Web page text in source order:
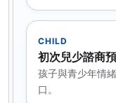
CHILD
初次兒少諮商
孩子與青少年情
口。